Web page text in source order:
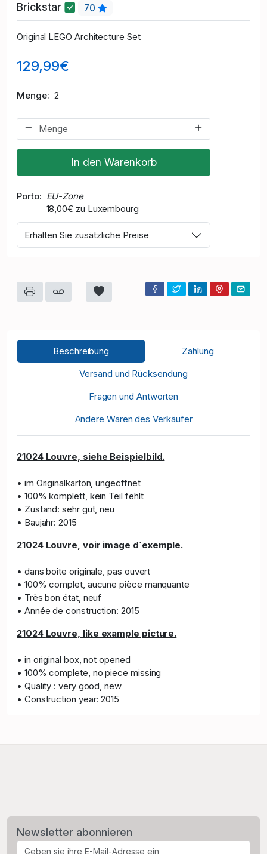
Brickstar 70
Original LEGO Architecture Set
129,99€
Menge 2
In den Warenkorb
Porto
EU-Zone
18,00€ zu Luxembourg
Erhalten Sie zusätzliche Preise
Beschreibung
Zahlung
Versand und Rücksendung
Fragen und Antworten
Andere Waren des Verkäufer
21024 Louvre, siehe Beispielbild.
• im Originalkarton, ungeöffnet
• 100% komplett, kein Teil fehlt
• Zustand: sehr gut, neu
• Baujahr: 2015
21024 Louvre, voir image d´exemple.
• dans boîte originale, pas ouvert
• 100% complet, aucune pièce manquante
• Très bon état, neuf
• Année de construction: 2015
21024 Louvre, like example picture.
• in original box, not opened
• 100% complete, no piece missing
• Quality : very good, new
• Construction year: 2015
Newsletter abonnieren